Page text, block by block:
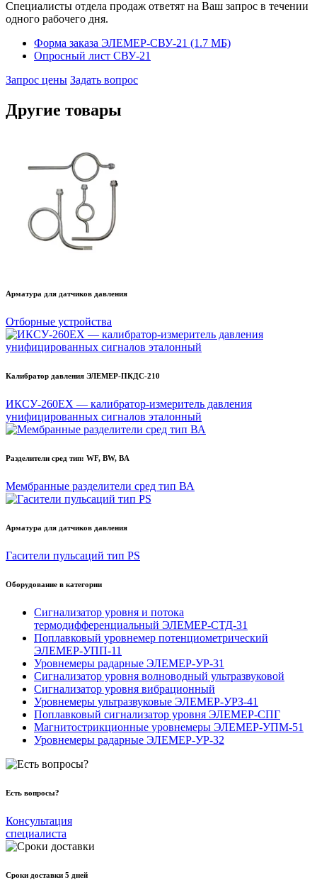
Специалисты отдела продаж ответят на Ваш запрос в течении
одного рабочего дня.
Форма заказа ЭЛЕМЕР-СВУ-21 (1.7 MБ)
Опросный лист СВУ-21
Запрос цены Задать вопрос
Другие товары
Арматура для датчиков давления
Отборные устройства
Калибратор давления ЭЛЕМЕР-ПКДС-210
ИКСУ-260EX — калибратор-измеритель давления
унифицированных сигналов эталонный
Разделители сред тип: WF, BW, BA
Мембранные разделители сред тип ВА
Арматура для датчиков давления
Гасители пульсаций тип PS
Оборудование в категории
Сигнализатор уровня и потока
термодифференциальный ЭЛЕМЕР-СТД-31
Поплавковый уровнемер потенциометрический
ЭЛЕМЕР-УПП-11
Уровнемеры радарные ЭЛЕМЕР-УР-31
Сигнализатор уровня волноводный ультразвуковой
Сигнализатор уровня вибрационный
Уровнемеры ультразвуковые ЭЛЕМЕР-УРЗ-41
Поплавковый сигнализатор уровня ЭЛЕМЕР-СПГ
Магнитострикционные уровнемеры ЭЛЕМЕР-УПМ-51
Уровнемеры радарные ЭЛЕМЕР-УР-32
Есть вопросы?
Консультация
специалиста
Сроки доставки 5 дней